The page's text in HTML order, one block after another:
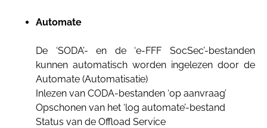
Automate
De ‘SODA’- en de ‘e-FFF SocSec’-bestanden
kunnen automatisch worden ingelezen door de
Automate (Automatisatie)
Inlezen van CODA-bestanden ‘op aanvraag’
Opschonen van het ‘log automate’-bestand
Status van de Offload Service